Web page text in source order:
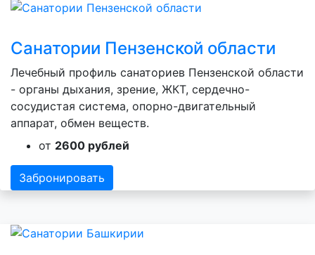
Санатории Пензенской области
Лечебный профиль санаториев Пензенской области
- органы дыхания, зрение, ЖКТ, сердечно-
сосудистая система, опорно-двигательный
аппарат, обмен веществ.
от 2600 рублей
Забронировать